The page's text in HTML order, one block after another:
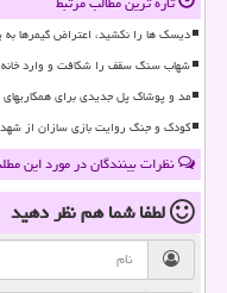
دیسک ها را نکشید، اعتراض گیمرها به
شهاب سنگ سقف را شکافت و وارد
مد و پوشاک پل جدیدی برای همکاریهای
کودک و جنگ روایت بازی سازان از
نظرات بینندگان در مورد این
لطفا شما همنظر دهید